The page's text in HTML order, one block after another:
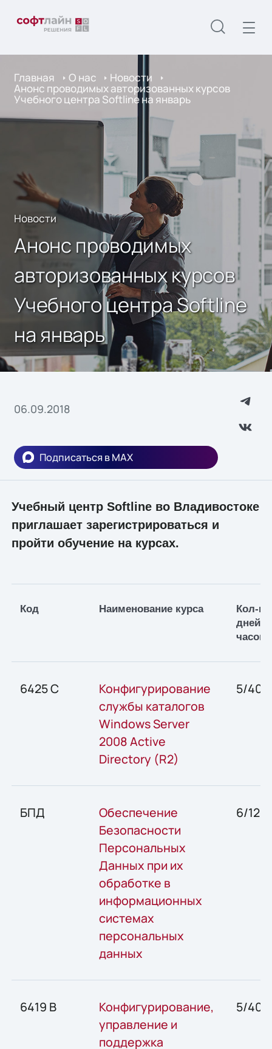
Главная О нас Новости
Анонс проводимых авторизованных курсов
Учебного центра Softline на январь
Новости
Анонс проводимых
авторизованных курсов
Учебного центра Softline
на январь
06.09.2018
Подписаться в MAX
Учебный центр Softline во Владивостоке
приглашает зарегистрироваться и
пройти обучение на курсах.
Код Наименование курса
Кол-во
дней/
часов
6425 C
Конфигурирование
службы каталогов
Windows Server
2008 Active
Directory (R2)
5/40
БПД
Обеспечение
Безопасности
Персональных
Данных при их
обработке в
информационных
системах
персональных
данных
6/12
6419 В
Конфигурирование,
управление и
поддержка
5/40